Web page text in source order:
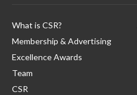
What is CSR?
Membership & Advertising
Excellence Awards
Team
CSR